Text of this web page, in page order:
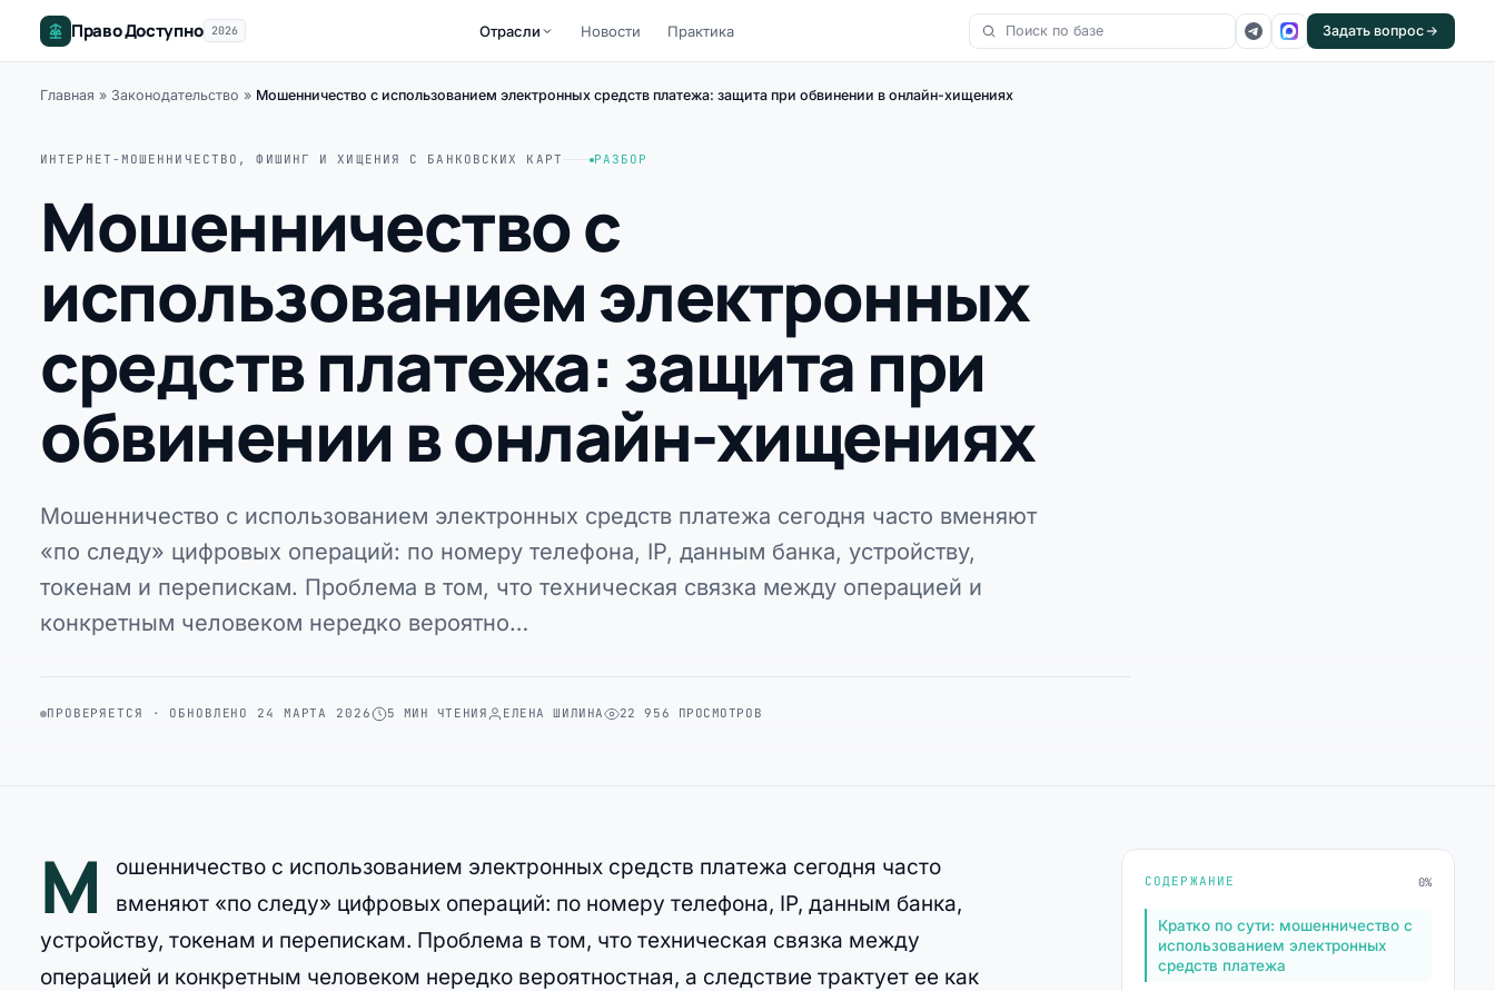
Право Доступно 2026 Отрасли Новости Практика Задать вопрос
Главная » Законодательство » Мошенничество с использованием электронных средств платежа: защита при обвинении в онлайн-хищениях
ИНТЕРНЕТ-МОШЕННИЧЕСТВО, ФИШИНГ И ХИЩЕНИЯ С БАНКОВСКИХ КАРТ РАЗБОР
Мошенничество с
использованием электронных
средств платежа: защита при
обвинении в онлайн-хищениях
Мошенничество с использованием электронных средств платежа сегодня часто вменяют
«по следу» цифровых операций: по номеру телефона, IP, данным банка, устройству,
токенам и перепискам. Проблема в том, что техническая связка между операцией и
конкретным человеком нередко вероятно…
ПРОВЕРЯЕТСЯ · ОБНОВЛЕНО 24 МАРТА 2026 5 МИН ЧТЕНИЯ ЕЛЕНА ШИЛИНА 22 956 ПРОСМОТРОВ
М
ошенничество с использованием электронных средств платежа сегодня часто
вменяют «по следу» цифровых операций: по номеру телефона, IP, данным банка,
устройству, токенам и перепискам. Проблема в том, что техническая связка между
операцией и конкретным человеком нередко вероятностная, а следствие трактует ее как
СОДЕРЖАНИЕ 0%
Кратко по сути: мошенничество с
использованием электронных
средств платежа